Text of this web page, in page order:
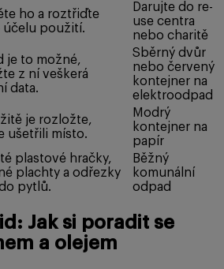
ho a roztřiďte
účelu použití.
Darujte do re-
use centra
nebo charitě
je to možné,
z ní veškerá
data.
Sběrný dvůr
nebo červený
kontejner na
elektroodpad
je rozložte,
ušetřili místo.
Modrý
kontejner na
papír
plastové hračky,
plachty a odřezky
pytlů.
Běžný
komunální
odpad
Jak si poradit se
a olejem